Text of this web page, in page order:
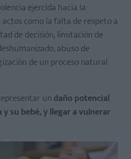
ejercida hacia la
como la falta de respeto a
de decisión, limitación de
abuso de
de un proceso natural
un daño potencial
y su bebé, y llegar a vulnerar